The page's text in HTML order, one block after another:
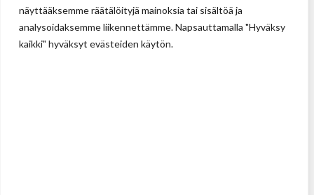
näyttääksemme räätälöityjä mainoksia tai sisältöä ja
analysoidaksemme liikennettämme. Napsauttamalla "Hyväksy
kaikki" hyväksyt evästeiden käytön.